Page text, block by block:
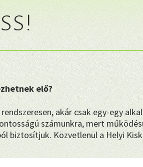
elő?
akár csak egy-egy
számunkra, mert
biztosítjuk. Közvetlenül a Helyi